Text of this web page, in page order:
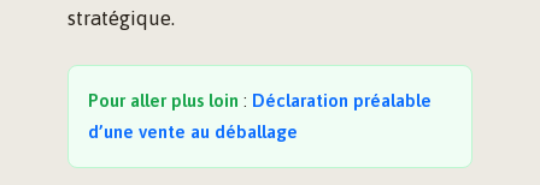
stratégique.
Pour aller plus loin : Déclaration préalable
d’une vente au déballage